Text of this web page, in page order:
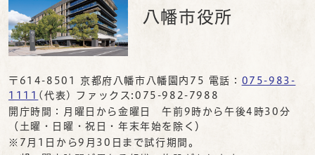
八幡市役所
〒614-8501 京都府八幡市八幡園内75 電話： 075-983-
1111 (代表) ファックス:075-982-7988
開庁時間：月曜日から金曜日 午前9時から午後4時30分
（土曜・日曜・祝日・年末年始を除く）
※7月1日から9月30日まで試行期間。